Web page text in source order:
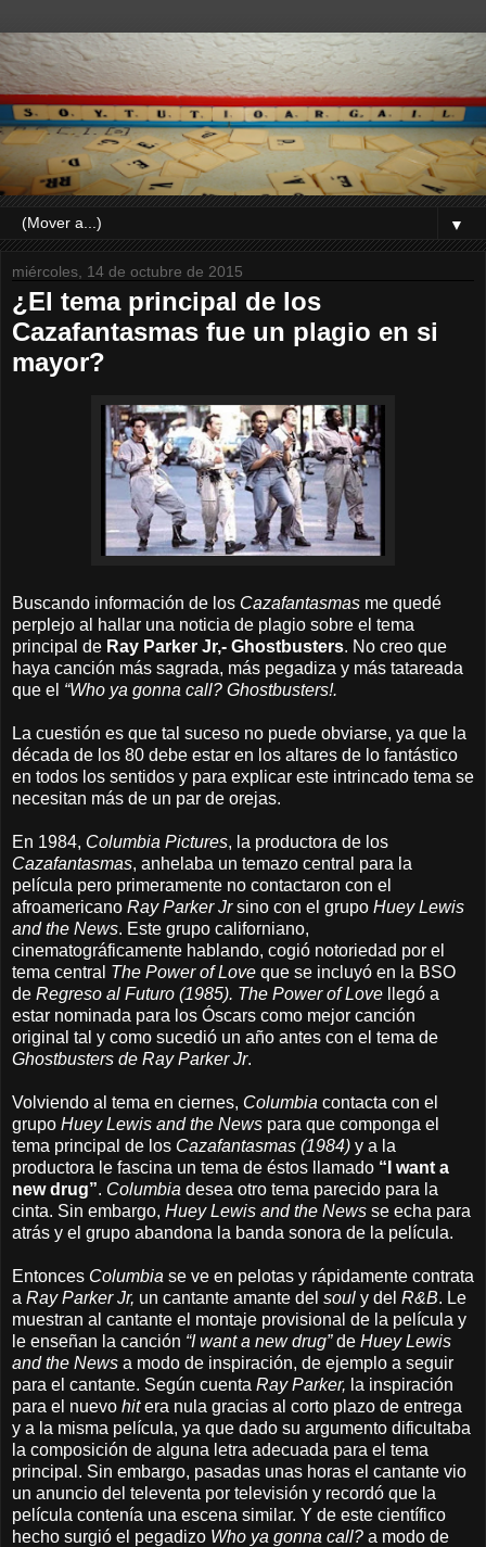
▼
miércoles, 14 de octubre de 2015
¿El tema principal de los
Cazafantasmas fue un plagio en si
mayor?
Buscando información de los Cazafantasmas me quedé
perplejo al hallar una noticia de plagio sobre el tema
principal de Ray Parker Jr,- Ghostbusters. No creo que
haya canción más sagrada, más pegadiza y más tatareada
que el “Who ya gonna call? Ghostbusters!.
La cuestión es que tal suceso no puede obviarse, ya que la
década de los 80 debe estar en los altares de lo fantástico
en todos los sentidos y para explicar este intrincado tema se
necesitan más de un par de orejas.
En 1984, Columbia Pictures, la productora de los
Cazafantasmas, anhelaba un temazo central para la
película pero primeramente no contactaron con el
afroamericano Ray Parker Jrsino con el grupo Huey Lewis
and the News. Este grupo californiano,
cinematográficamente hablando, cogió notoriedad por el
tema central The Power of Love que se incluyó en la BSO
de Regreso al Futuro (1985). The Power of Love llegó a
estar nominada para los Óscars como mejor canción
original tal y como sucedió un año antes con el tema de
Ghostbusters de Ray Parker Jr.
Volviendo al tema en ciernes, Columbia contacta con el
grupo Huey Lewis and the News para que componga el
tema principal de los Cazafantasmas (1984) y a la
productora le fascina un tema de éstos llamado “I want a
new drug”. Columbia desea otro tema parecido para la
cinta. Sin embargo, Huey Lewis and the News se echa para
atrás y el grupo abandona la banda sonora de la película.
Entonces Columbia se ve en pelotas y rápidamente contrata
a Ray Parker Jr, un cantante amante del soul y del R&B. Le
muestran al cantante el montaje provisional de la película y
le enseñan la canción “I want a new drug”de Huey Lewis
and the News a modo de inspiración, de ejemplo a seguir
para el cantante. Según cuenta Ray Parker, la inspiración
para el nuevo hitera nula gracias al corto plazo de entrega
y a la misma película, ya que dado su argumento dificultaba
la composición de alguna letra adecuada para el tema
principal. Sin embargo, pasadas unas horas el cantante vio
un anuncio del televenta por televisión y recordó que la
película contenía una escena similar. Y de este científico
hecho surgió el pegadizo Who ya gonna call? a modo de